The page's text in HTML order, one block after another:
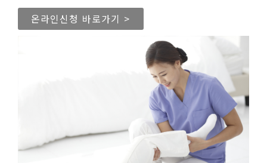
온라인신청 바로가기 >